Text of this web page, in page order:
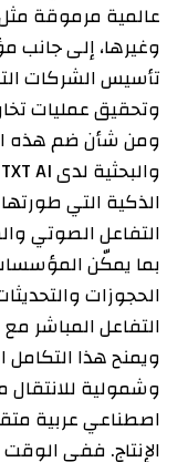
وغيرها، إلى
تأسيس الشركات
وتحقيق عمليات
ومن شأن ضم هذه
التفاعل الصوتي
بما يمكّن
الحجوزات
التفاعل المباشر
ويمنح هذا
وشمولية للانتقال
اصطناعي عربية